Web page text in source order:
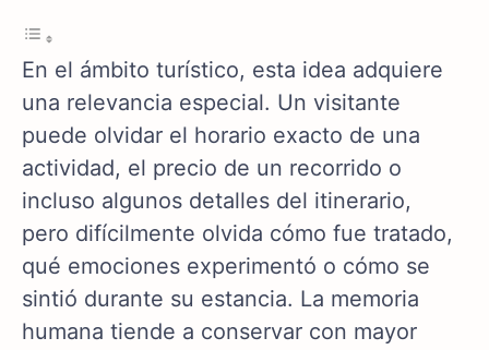
En el ámbito turístico, esta idea adquiere
una relevancia especial. Un visitante
puede olvidar el horario exacto de una
actividad, el precio de un recorrido o
incluso algunos detalles del itinerario,
pero difícilmente olvida cómo fue tratado,
qué emociones experimentó o cómo se
sintió durante su estancia. La memoria
humana tiende a conservar con mayor